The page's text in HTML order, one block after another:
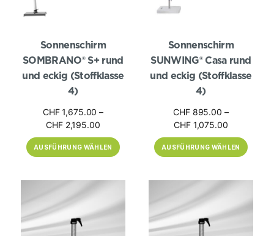
Sonnenschirm
SOMBRANO® S+ rund
und eckig (Stoffklasse
4)
CHF1,675.00 –
CHF2,195.00Preisspanne:
CHF 1,675.00
bis
AUSFÜHRUNG WÄHLEN
können
auf
gewählt
werden
Sonnenschirm
SUNWING® Casa rund
und eckig (Stoffklasse
4)
CHF895.00 –
CHF1,075.00
CHF
bis
AUSFÜHRUNG WÄHLEN
auf
gewählt
werden